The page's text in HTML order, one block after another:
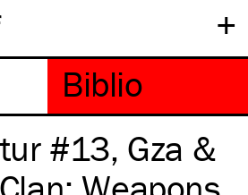
+
#13, Gza &